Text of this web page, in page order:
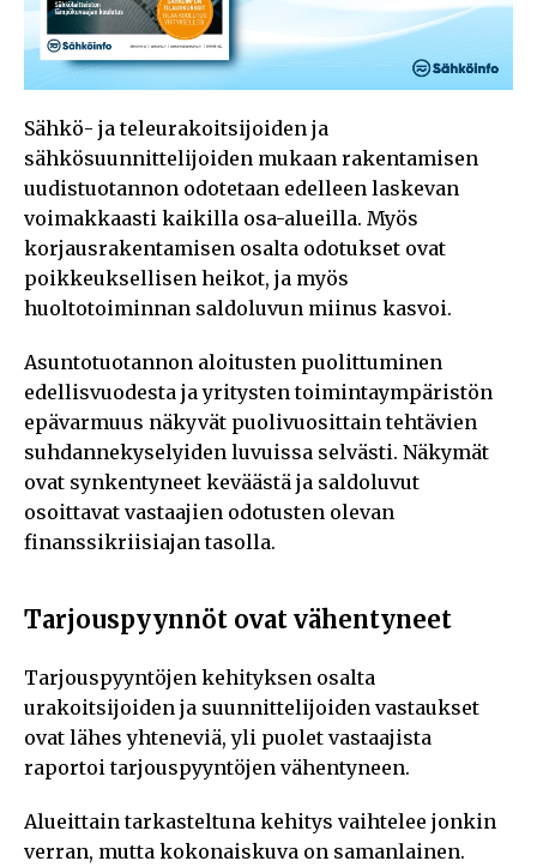
Sähkö- ja teleurakoitsijoiden ja
sähkösuunnittelijoiden mukaan rakentamisen
uudistuotannon odotetaan edelleen laskevan
voimakkaasti kaikilla osa-alueilla. Myös
korjausrakentamisen osalta odotukset ovat
poikkeuksellisen heikot, ja myös
huoltotoiminnan saldoluvun miinus kasvoi.
Asuntotuotannon aloitusten puolittuminen
edellisvuodesta ja yritysten toimintaympäristön
epävarmuus näkyvät puolivuosittain tehtävien
suhdannekyselyiden luvuissa selvästi. Näkymät
ovat synkentyneet keväästä ja saldoluvut
osoittavat vastaajien odotusten olevan
finanssikriisiajan tasolla.
Tarjouspyynnöt ovat vähentyneet
Tarjouspyyntöjen kehityksen osalta
urakoitsijoiden ja suunnittelijoiden vastaukset
ovat lähes yhteneviä, yli puolet vastaajista
raportoi tarjouspyyntöjen vähentyneen.
Alueittain tarkasteltuna kehitys vaihtelee jonkin
verran, mutta kokonaiskuva on samanlainen.